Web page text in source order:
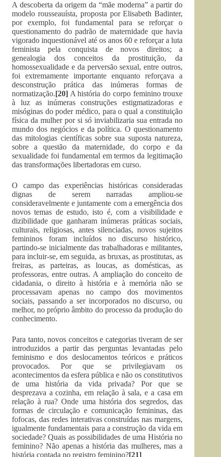
A descoberta da origem da “mãe moderna” a partir do
modelo rousseauísta, proposta por Elisabeth Badinter,
por exemplo, foi fundamental para se reforçar o
questionamento do padrão de maternidade que havia
vigorado inquestionável até os anos 60 e reforçar a luta
feminista pela conquista de novos direitos; a
genealogia dos conceitos da prostituição, da
homossexualidade e da perversão sexual, entre outros,
foi extremamente importante enquanto reforçava a
desconstrução prática das inúmeras formas de
normatização.[20] A história do corpo feminino trouxe
à luz as inúmeras construções estigmatizadoras e
misóginas do poder médico, para o qual a constituição
física da mulher por si só inviabilizaria sua entrada no
mundo dos negócios e da política. O questionamento
das mitologias científicas sobre sua suposta natureza,
sobre a questão da maternidade, do corpo e da
sexualidade foi fundamental em termos da legitimação
das transformações libertadoras em curso.
O campo das experiências históricas consideradas
dignas de serem narradas ampliou-se
consideravelmente e juntamente com a emergência dos
novos temas de estudo, isto é, com a visibilidade e
dizibilidade que ganharam inúmeras práticas sociais,
culturais, religiosas, antes silenciadas, novos sujeitos
femininos foram incluídos no discurso histórico,
partindo-se inicialmente das trabalhadoras e militantes,
para incluir-se, em seguida, as bruxas, as prostitutas, as
freiras, as parteiras, as loucas, as domésticas, as
professoras, entre outras. A ampliação do conceito de
cidadania, o direito à história e à memória não se
processavam apenas no campo dos movimentos
sociais, passando a ser incorporados no discurso, ou
melhor, no próprio âmbito do processo da produção do
conhecimento.
Para tanto, novos conceitos e categorias tiveram de ser
introduzidos a partir das perguntas levantadas pelo
feminismo e dos deslocamentos teóricos e práticos
provocados. Por que se privilegiavam os
acontecimentos da esfera pública e não os constitutivos
de uma história da vida privada? Por que se
desprezava a cozinha, em relação à sala, e a casa em
relação à rua? Onde uma história dos segredos, das
formas de circulação e comunicação femininas, das
fofocas, das redes interativas construídas nas margens,
igualmente fundamentais para a construção da vida em
sociedade? Quais as possibilidades de uma História no
feminino? Não apenas a história das mulheres, mas a
história contada no registro feminino?[21]